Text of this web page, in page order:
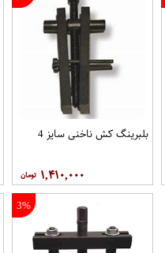
بلبرینگ کش ناخنی سایز 4
۱,۴۱۰,۰۰۰
3%